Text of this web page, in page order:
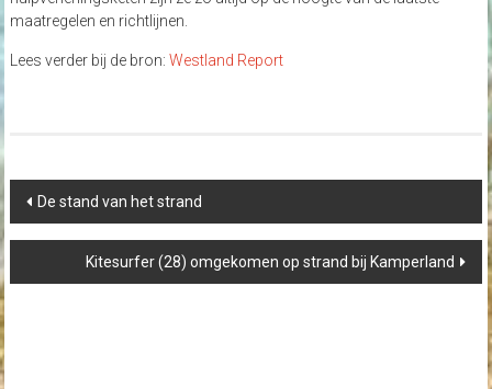
maatregelen en richtlijnen.
Lees verder bij de bron: Westland Report
navigation
De stand van het strand
Kitesurfer (28) omgekomen op strand bij Kamperland